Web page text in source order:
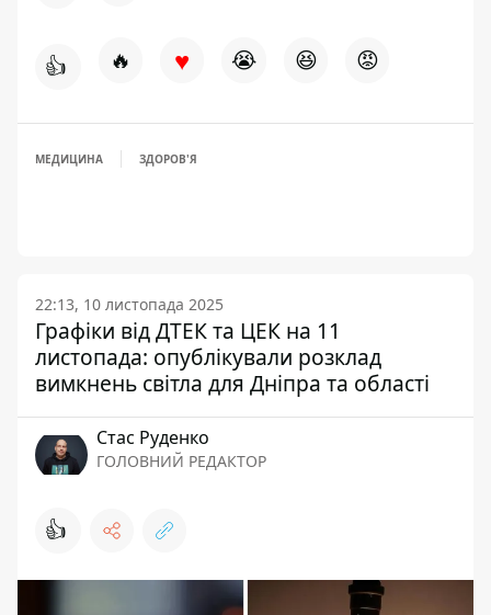
👍 🔥 ♥ 😭 😆 😡
МЕДИЦИНА ЗДОРОВ'Я
22:13, 10 листопада 2025
Графіки від ДТЕК та ЦЕК на 11
листопада: опублікували розклад
вимкнень світла для Дніпра та області
Стас Руденко
ГОЛОВНИЙ РЕДАКТОР
👍